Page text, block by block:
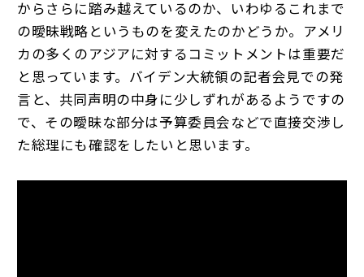
からさらに踏み越えているのか、いわゆるこれまで
の曖昧戦略というものを変えたのかどうか。アメリ
カの多くのアジアに対するコミットメントは重要だ
と思っています。バイデン大統領の記者会見での発
言と、共同声明の中身に少しずれがあるようですの
で、その曖昧な部分は予算委員会などで直接交渉し
た総理にも確認をしたいと思います。